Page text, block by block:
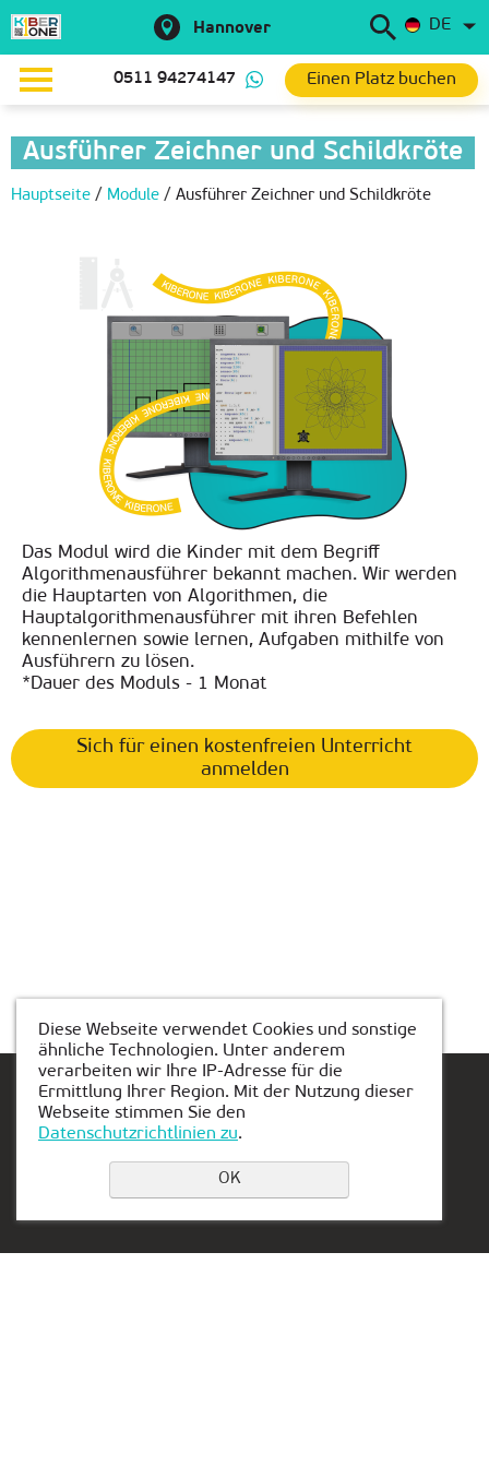
Hannover DE
0511 94274147 Einen Platz buchen
Ausführer Zeichner und Schildkröte
Hauptseite / Module / Ausführer Zeichner und Schildkröte
Das Modul wird die Kinder mit dem Begriff
Algorithmenausführer bekannt machen. Wir werden
die Hauptarten von Algorithmen, die
Hauptalgorithmenausführer mit ihren Befehlen
kennenlernen sowie lernen, Aufgaben mithilfe von
Ausführern zu lösen.
*Dauer des Moduls - 1 Monat
Sich für einen kostenfreien Unterricht
anmelden
Einen Platz buchen
Diese Webseite verwendet Cookies und sonstige
ähnliche Technologien. Unter anderem
verarbeiten wir Ihre IP-Adresse für die
Ermittlung Ihrer Region. Mit der Nutzung dieser
Webseite stimmen Sie den
Datenschutzrichtlinien zu.
OK